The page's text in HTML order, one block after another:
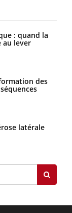
: quand la
au lever
des
latérale